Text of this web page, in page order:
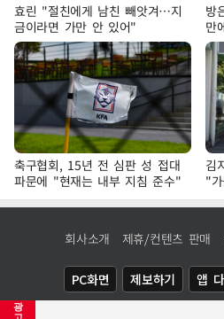
광
효린 "절친에게 남친 빼앗겨…지
금이라면 가만 안 있어"
방
만
축구협회, 15년 전 심판 성 접대
파문에 "현재는 내부 지침 준수"
김
"
회사소개 제휴/컨텐츠 판매
PC화면 제보하기 앱